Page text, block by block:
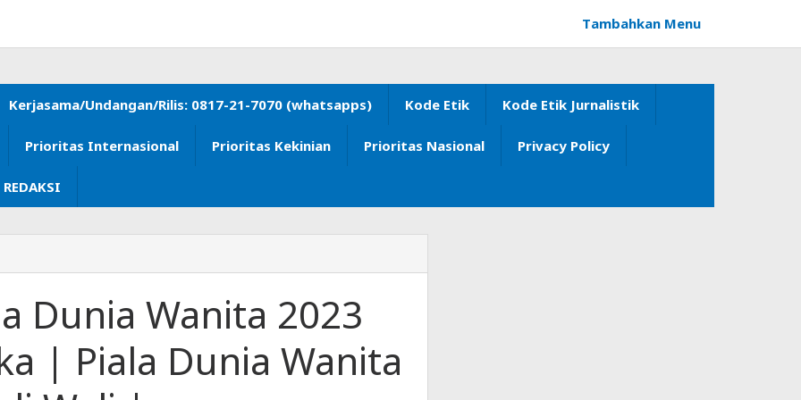
Tambahkan Menu
Kerjasama/Undangan/Rilis: 0817-21-7070 (whatsapps) Kode Etik Kode Etik Jurnalistik
Prioritas Internasional Prioritas Kekinian Prioritas Nasional Privacy Policy
Dunia Wanita 2023
| Piala Dunia Wanita